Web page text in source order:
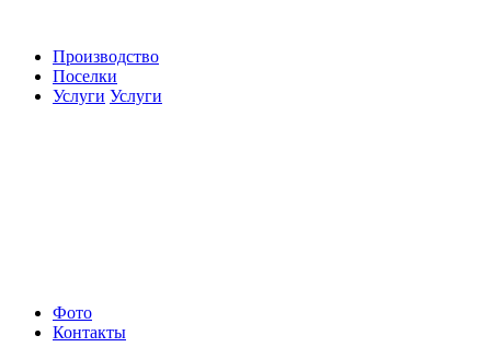
Производство
Поселки
Услуги Услуги
Фото
Контакты